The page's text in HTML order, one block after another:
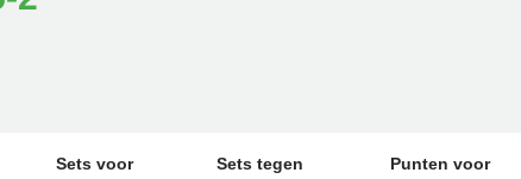
Sets voor Sets tegen Punten voor